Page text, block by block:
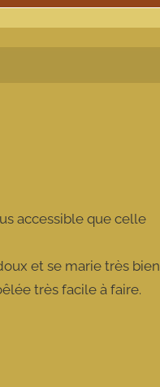
accessible que celle
et se marie très bien
très facile à faire.